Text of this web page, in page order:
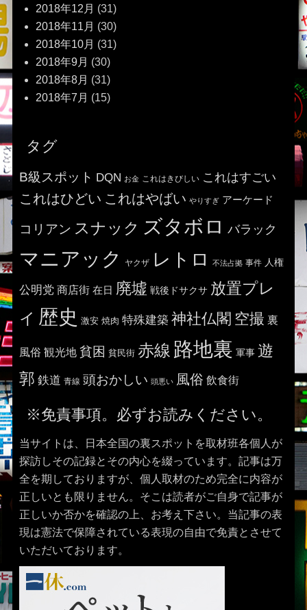
2018年12月 (31)
2018年11月 (30)
2018年10月 (31)
2018年9月 (30)
2018年8月 (31)
2018年7月 (15)
タグ
B級スポット DQN お金 これはきびしい これはすごい
これはひどい これはやばい やりすぎ アーケード
コリアン スナック ズタボロ バラック
マニアック ヤクザ レトロ 不法占拠 事件 人権
公明党 商店街 在日 廃墟 戦後ドサクサ 放置プレ
イ 歴史 激安 焼肉 特殊建築 神社仏閣 空撮 裏
風俗 観光地 貧困 貧民街 赤線 路地裏 軍事 遊
郭 鉄道 青線 頭おかしい 頭悪い 風俗 飲食街
※免責事項。必ずお読みください。
当サイトは、日本全国の裏スポットを取材班各個人が
探訪しその記録とその内心を綴っています。記事は万
全を期しておりますが、個人取材のため完全に内容が
正しいとも限りません。そこは読者がご自身で記事が
正しいか否かを確認の上、お考え下さい。当記事の表
現は憲法で保障されている表現の自由で免責とさせて
いただいております。